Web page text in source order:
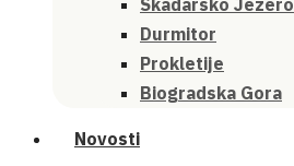
Skadarsko Jezero
Durmitor
Prokletije
Biogradska Gora
Novosti